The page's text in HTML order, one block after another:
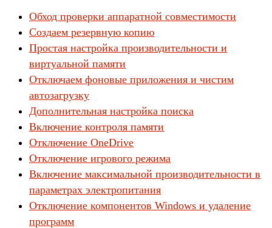
Обход проверки аппаратной совместимости
Создаем резервную копию
Простая настройка производительности и
виртуальной памяти
Отключаем фоновые приложения и чистим
автозагрузку
Дополнительная настройка поиска
Включение контроля памяти
Отключение OneDrive
Отключение игрового режима
Включение максимальной производительности в
параметрах электропитания
Отключение компонентов Windows и удаление
программ